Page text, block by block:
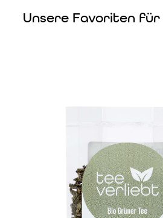
Unsere Favoriten für